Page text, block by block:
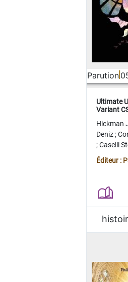
Parution
Ultimate
Variant
Hickman
Deniz;
;Caselli
Juan
Éditeur :